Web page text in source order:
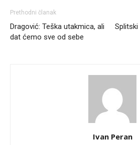
Prethodni članak
Dragović: Teška utakmica, ali
dat ćemo sve od sebe
Ivan Peran